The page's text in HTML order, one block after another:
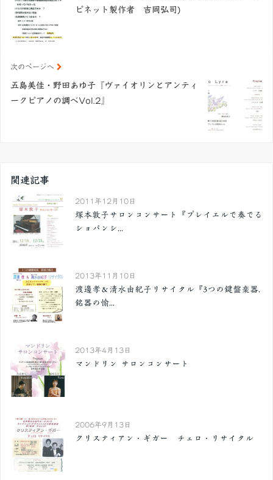
ピネット製作者 吉岡弘司)
次のページへ
五島美佳・野田あゆ子『ヴァイオリンとアンティ
ークピアノの調べVol.2』
関連記事
2011年12月10日
塚本敦子サロンコンサート『プレイエルで奏でる
ショパンシ...
2013年11月10日
渡邊孝＆清水由紀子リサイタル『3つの鍵盤楽器.
銘器の愉...
2013年4月13日
マンドリン サロンコンサート
2006年9月13日
クリスティアン・ギガー チェロ・リサイタル